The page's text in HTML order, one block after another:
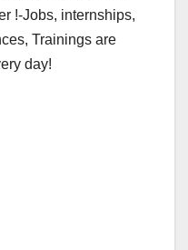
!-Jobs, internships,
Trainings are
day!